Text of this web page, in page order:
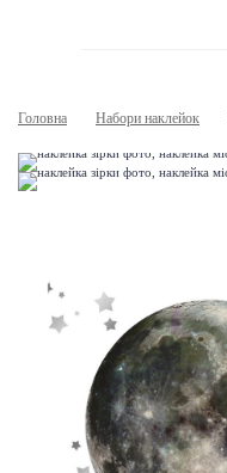
Головна Набори наклейок